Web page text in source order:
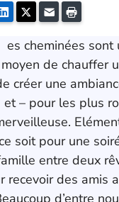
LinkedInTwitterE-mail
es cheminées sont
moyen de chauffer
créer une
et – pour les plus
soit pour une
entre deux
recevoir des amis
d’entre